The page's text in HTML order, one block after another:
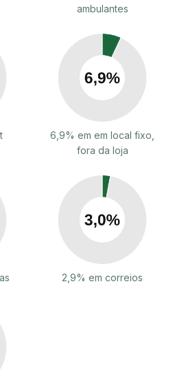
ambulantes
6,9% em em local fixo,
fora da loja
2,9% em correios